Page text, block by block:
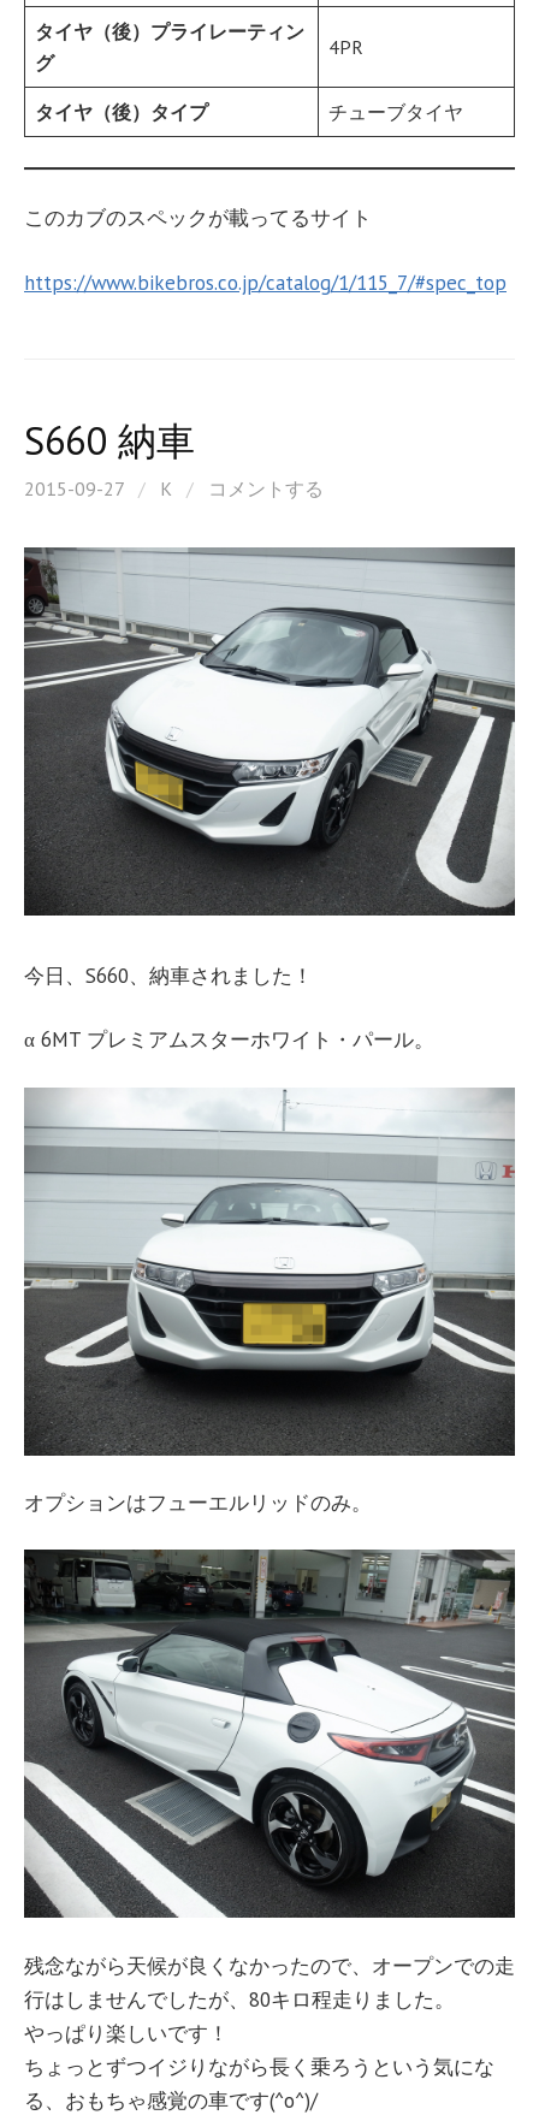
タイヤ（後）プライレーティン
グ
4PR
タイヤ（後）タイプ チューブタイヤ
このカブのスペックが載ってるサイト
https://www.bikebros.co.jp/catalog/1/115_7/#spec_top
S660 納車
2015-09-27 / K / コメントする
今日、S660、納車されました！
α 6MT プレミアムスターホワイト・パール。
オプションはフューエルリッドのみ。
残念ながら天候が良くなかったので、オープンでの走
行はしませんでしたが、80キロ程走りました。
やっぱり楽しいです！
ちょっとずつイジりながら長く乗ろうという気にな
る、おもちゃ感覚の車です(^o^)/